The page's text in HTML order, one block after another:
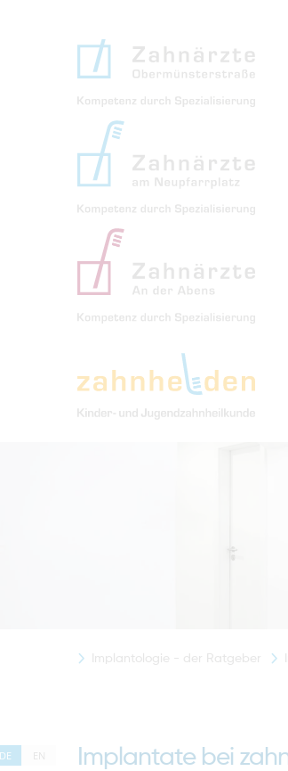
Implantologie - der Ratgeber
DE EN Implantate bei